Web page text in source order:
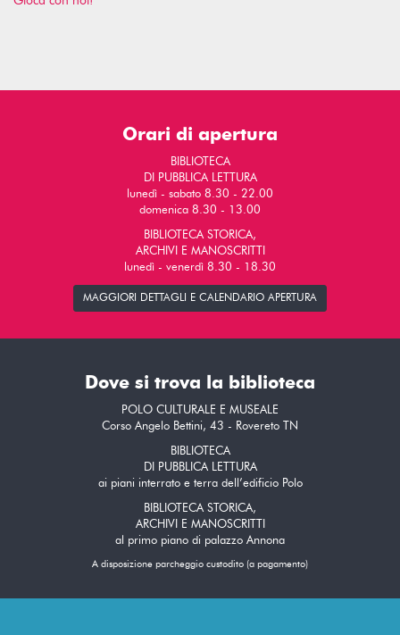
Orari di apertura
BIBLIOTECA
DI PUBBLICA LETTURA
lunedì - sabato 8.30 - 22.00
domenica 8.30 - 13.00
BIBLIOTECA STORICA,
ARCHIVI E MANOSCRITTI
lunedì - venerdì 8.30 - 18.30
MAGGIORI DETTAGLI E CALENDARIO APERTURA
Dove si trova la biblioteca
POLO CULTURALE E MUSEALE
Corso Angelo Bettini, 43 - Rovereto TN
BIBLIOTECA
DI PUBBLICA LETTURA
ai piani interrato e terra dell’edificio Polo
BIBLIOTECA STORICA,
ARCHIVI E MANOSCRITTI
al primo piano di palazzo Annona
A disposizione parcheggio custodito (a pagamento)